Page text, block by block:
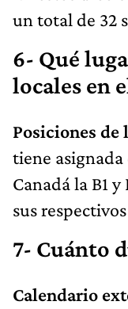
un total de 32
6- Qué
locales en
Posiciones
tiene asignada
Canadá la B1
sus
7- Cuánto
Calendario